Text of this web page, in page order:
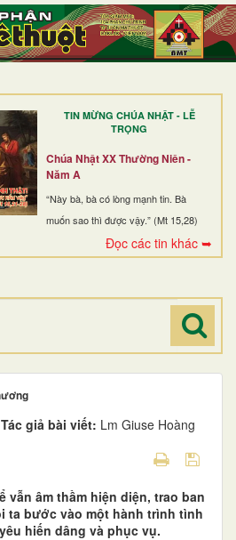
TIN MỪNG CHÚA NHẬT - LỄ
TRỌNG
Chúa Nhật XX Thường Niên -
Năm A
“Này bà, bà có lòng mạnh tin. Bà
muốn sao thì được vậy.” (Mt 15,28)
Đọc các tin khác ➥
Tác giả bài viết: Lm Giuse Hoàng
vẫn âm thầm hiện diện, trao ban
ta bước vào một hành trình tình
hiến dâng và phục vụ.